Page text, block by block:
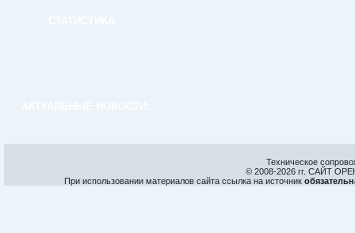
Техническое
© 2008-2026 гг. САЙТ
При использовании материалов сайта ссылка на источник